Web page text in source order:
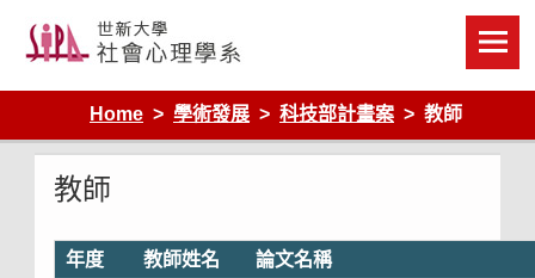
content
Home 學術發展 科技部計畫案 教師
教師
年度 教師姓名
論文名稱